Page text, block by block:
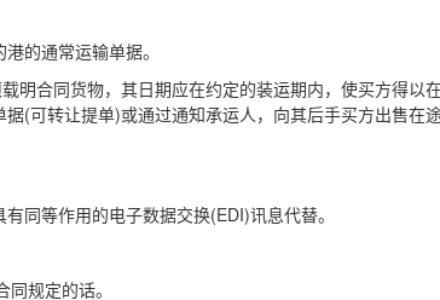
的通常运输单据。
合同货物，其日期应在约定的装运期内，使买方得以
(可转让提单)或通过通知承运人，向其后手买方出售在
等作用的电子数据交换(EDI)讯息代替。
规定的话。